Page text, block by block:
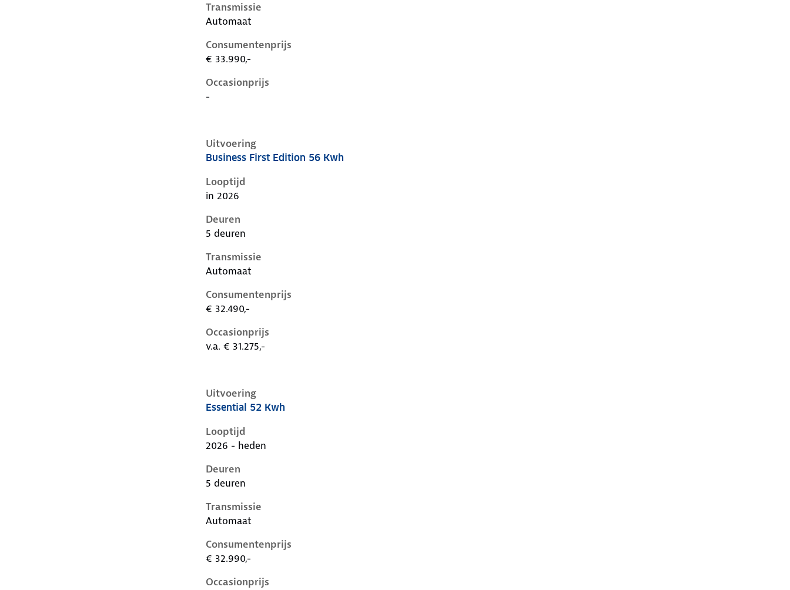
Transmissie
Automaat
Consumentenprijs
€ 33.990,-
Occasionprijs
-
Uitvoering
Cupra Raval i, 56 kwh, 155 kW, Elektrisch, 5 deuren
Business First Edition 56 Kwh
Looptijd
in 2026
Deuren
5 deuren
Transmissie
Automaat
Consumentenprijs
€ 32.490,-
Occasionprijs
v.a. € 31.275,-
Uitvoering
Cupra Raval i, 52 kwh, 155 kW, Elektrisch, 5 deuren
Essential 52 Kwh
Looptijd
2026 - heden
Deuren
5 deuren
Transmissie
Automaat
Consumentenprijs
€ 32.990,-
Occasionprijs